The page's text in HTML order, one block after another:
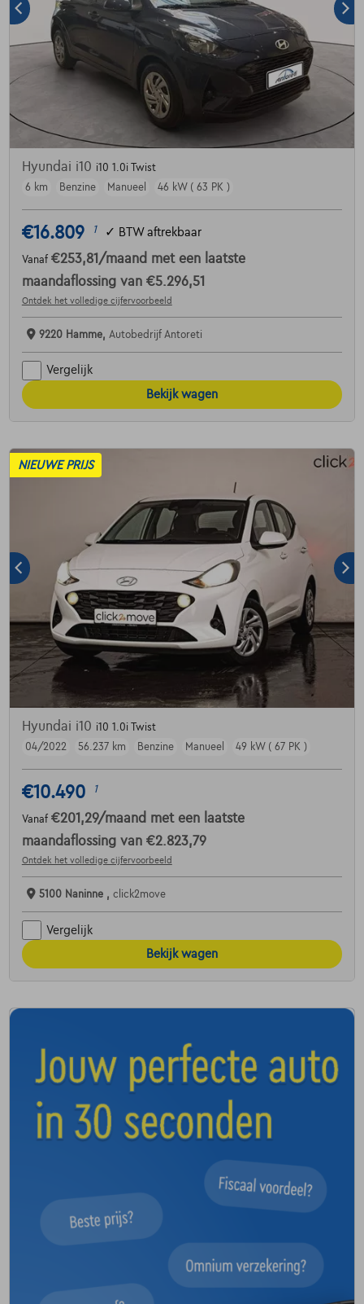
Hyundai i10 i10 1.0i Twist
6 km
Benzine Manueel 46 kW ( 63 PK )
€16.809 1 ✓ BTW aftrekbaar
Vanaf €253,81 /maand met een laatste
maandaflossing van €5.296,51
Ontdek het volledige cijfervoorbeeld
9220 Hamme, Autobedrijf Antoreti
Vergelijk
Bekijk wagen
NIEUWE PRIJS
Hyundai i10 i10 1.0i Twist
04/2022
56.237 km Benzine Manueel 49 kW ( 67 PK )
€10.490 1
Vanaf €201,29/maand met een laatste
maandaflossing van €2.823,79
Ontdek het volledige cijfervoorbeeld
5100 Naninne , click2move
Vergelijk
Bekijk wagen